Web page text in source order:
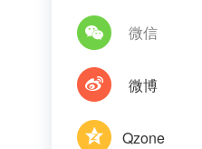
微信
微博
Qzone